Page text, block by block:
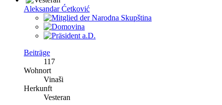
Aleksandar Ćetković
Beiträge
117
Wohnort
Vinaši
Herkunft
Vesteran